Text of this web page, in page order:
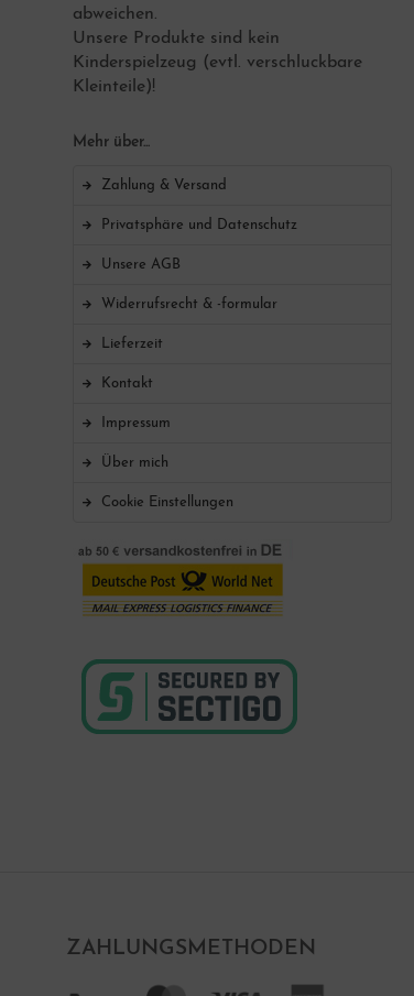
abweichen.
Unsere Produkte sind kein
Kinderspielzeug (evtl. verschluckbare
Kleinteile)!
Mehr über...
Zahlung & Versand
Privatsphäre und Datenschutz
Unsere AGB
Widerrufsrecht & -formular
Lieferzeit
Kontakt
Impressum
Über mich
Cookie Einstellungen
ZAHLUNGSMETHODEN